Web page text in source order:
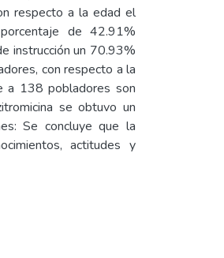
respecto a la edad el
de 42.91%
instrucción un 70.93%
con respecto a la
a 138 pobladores son
se obtuvo un
Se concluye que la
actitudes y